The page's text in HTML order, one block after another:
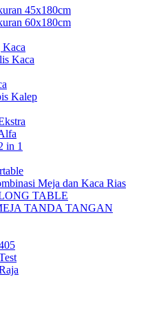
45x180cm
60x180cm
Kaca
Kalep
in 1
Meja dan Kaca Rias
TABLE
TANDA TANGAN